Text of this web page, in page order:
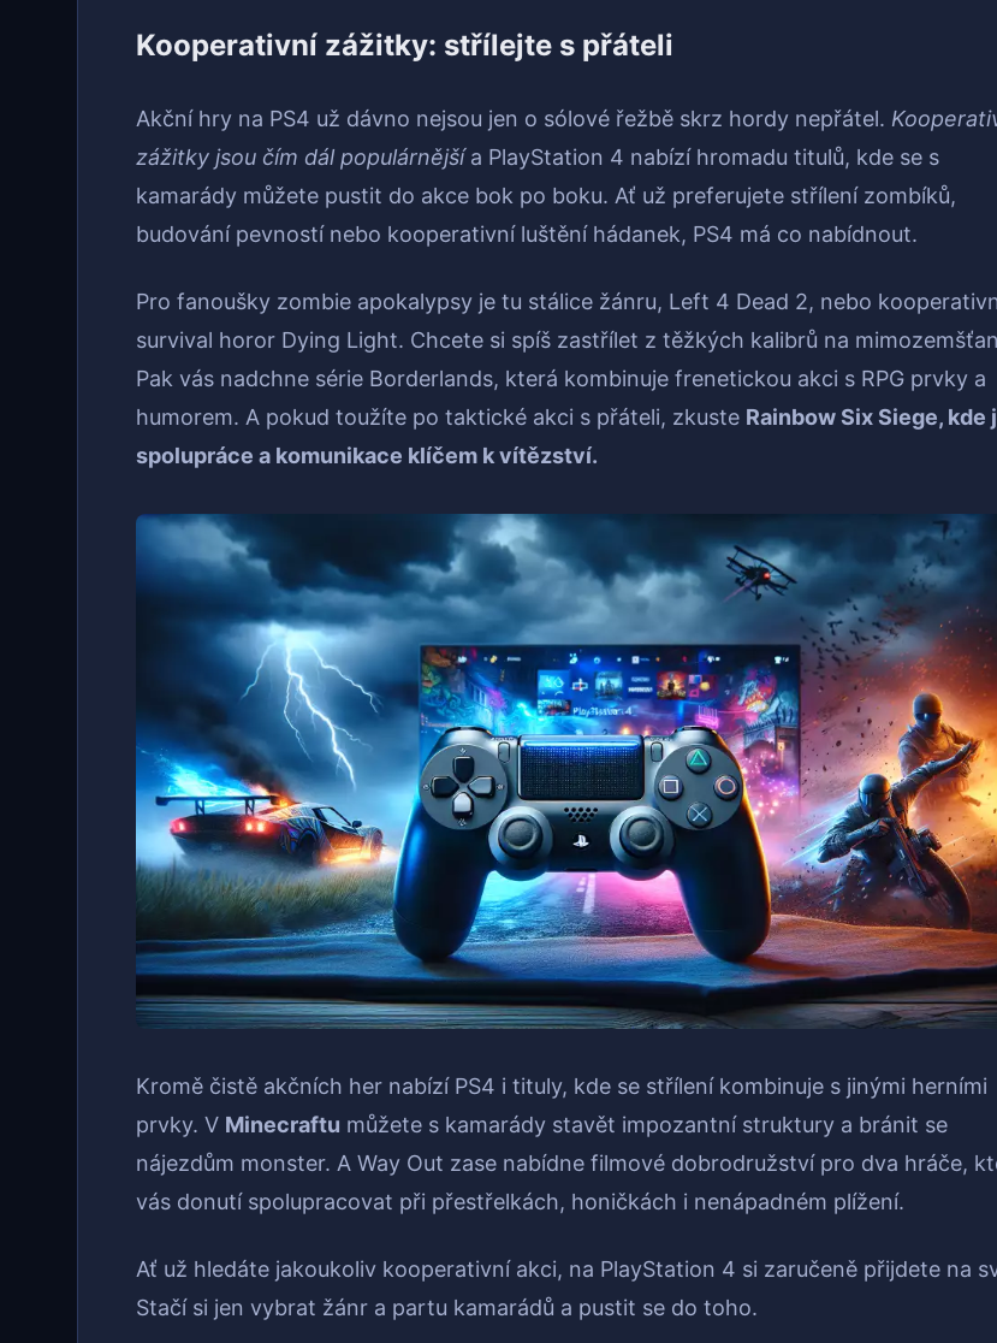
Kooperativní zážitky: střílejte s přáteli
Akční hry na PS4 už dávno nejsou jen o sólové řežbě skrz hordy nepřátel.
zážitky jsou čím dál populárnějšía PlayStation 4 nabízí hromadu titulů, kde se s
kamarády můžete pustit do akce bok po boku. Ať už preferujete střílení zombíků,
budování pevností nebo kooperativní luštění hádanek, PS4 má co nabídnout.
Pro fanoušky zombie apokalypsy je tu stálice žánru, Left 4 Dead 2, nebo
survival horor Dying Light. Chcete si spíš zastřílet z těžkých kalibrů na
Pak vás nadchne série Borderlands, která kombinuje frenetickou akci s RPG prvky a
humorem. A pokud toužíte po taktické akci s přáteli, zkuste Rainbow Six Siege, kde
spolupráce a komunikace klíčem k vítězství.
Kromě čistě akčních her nabízí PS4 i tituly, kde se střílení kombinuje s jinými herními
prvky. V Minecraftu můžete s kamarády stavět impozantní struktury a bránit se
nájezdům monster. A Way Out zase nabídne filmové dobrodružství pro dva hráče,
vás donutí spolupracovat při přestřelkách, honičkách i nenápadném plížení.
Ať už hledáte jakoukoliv kooperativní akci, na PlayStation 4 si zaručeně přijdete na
Stačí si jen vybrat žánr a partu kamarádů a pustit se do toho.